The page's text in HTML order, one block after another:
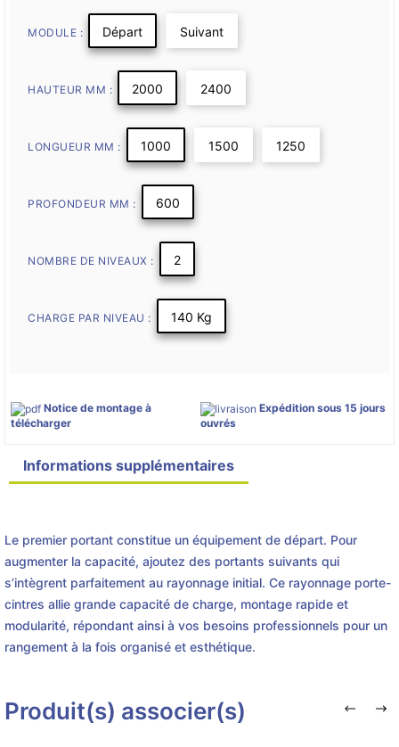
MODULE : Départ Suivant
HAUTEUR MM : 2000 2400
LONGUEUR MM : 1000 1500 1250
PROFONDEUR MM : 600
NOMBRE DE NIVEAUX : 2
CHARGE PAR NIVEAU : 140 Kg
Notice de montage à
télécharger
Expédition sous 15 jours
ouvrés
Informations supplémentaires
Le premier portant constitue un équipement de départ. Pour
augmenter la capacité, ajoutez des portants suivants qui
s’intègrent parfaitement au rayonnage initial. Ce rayonnage porte-
cintres allie grande capacité de charge, montage rapide et
modularité, répondant ainsi à vos besoins professionnels pour un
rangement à la fois organisé et esthétique.
Produit(s) associer(s)